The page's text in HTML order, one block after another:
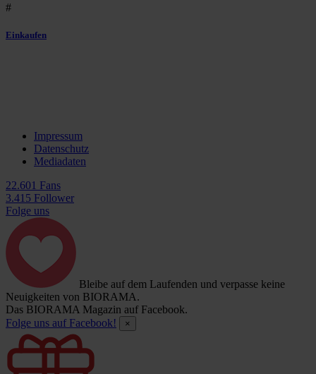
#
Einkaufen
Impressum
Datenschutz
Mediadaten
22.601 Fans
3.415 Follower
Folge uns
Bleibe auf dem Laufenden und verpasse keine
Neuigkeiten von BIORAMA.
Das BIORAMA Magazin auf Facebook.
Folge uns auf Facebook!
×